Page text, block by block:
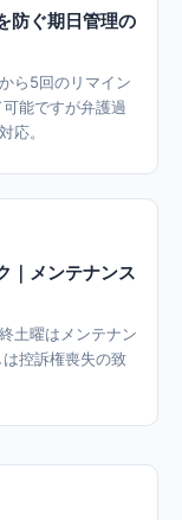
防ぐ期日管理の
ら5回のリマイン
能ですが弁護過
応。
｜メンテナンス
土曜はメンテナン
控訴権喪失の致